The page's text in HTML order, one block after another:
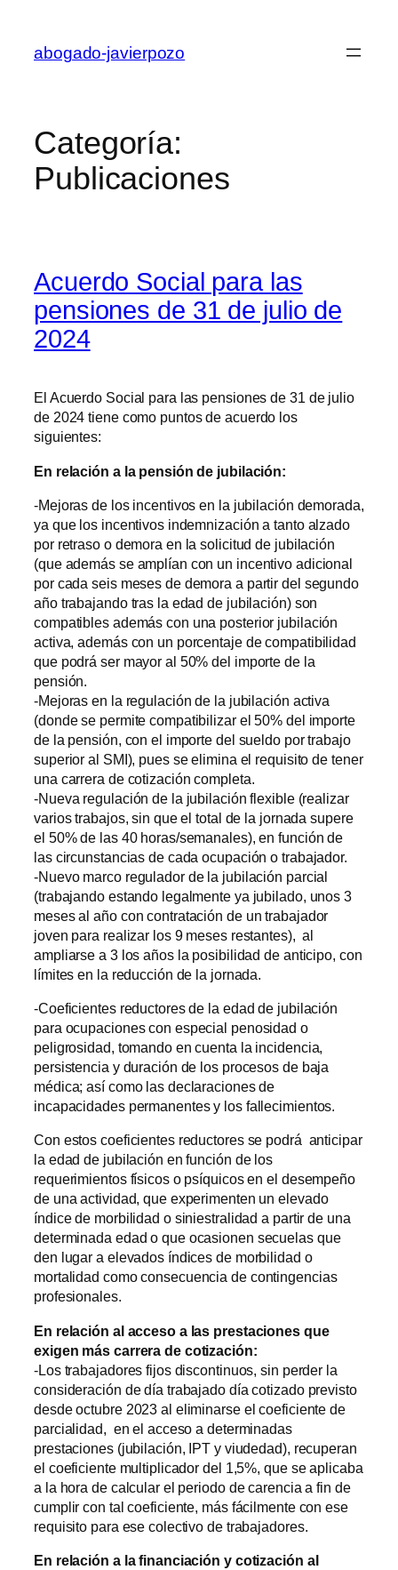
contenido
abogado-javierpozo
Categoría:
Publicaciones
Acuerdo Social para las
pensiones de 31 de julio de
2024
El Acuerdo Social para las pensiones de 31 de julio
de 2024 tiene como puntos de acuerdo los
siguientes:
En relación a la pensión de jubilación:
-Mejoras de los incentivos en la jubilación demorada,
ya que los incentivos indemnización a tanto alzado
por retraso o demora en la solicitud de jubilación
(que además se amplían con un incentivo adicional
por cada seis meses de demora a partir del segundo
año trabajando tras la edad de jubilación) son
compatibles además con una posterior jubilación
activa, además con un porcentaje de compatibilidad
que podrá ser mayor al 50% del importe de la
pensión.
-Mejoras en la regulación de la jubilación activa
(donde se permite compatibilizar el 50% del importe
de la pensión, con el importe del sueldo por trabajo
superior al SMI), pues se elimina el requisito de tener
una carrera de cotización completa.
-Nueva regulación de la jubilación flexible (realizar
varios trabajos, sin que el total de la jornada supere
el 50% de las 40 horas/semanales), en función de
las circunstancias de cada ocupación o trabajador.
-Nuevo marco regulador de la jubilación parcial
(trabajando estando legalmente ya jubilado, unos 3
meses al año con contratación de un trabajador
joven para realizar los 9 meses restantes), al
ampliarse a 3 los años la posibilidad de anticipo, con
límites en la reducción de la jornada.
-Coeficientes reductores de la edad de jubilación
para ocupaciones con especial penosidad o
peligrosidad, tomando en cuenta la incidencia,
persistencia y duración de los procesos de baja
médica; así como las declaraciones de
incapacidades permanentes y los fallecimientos.
Con estos coeficientes reductores se podrá anticipar
la edad de jubilación en función de los
requerimientos físicos o psíquicos en el desempeño
de una actividad, que experimenten un elevado
índice de morbilidad o siniestralidad a partir de una
determinada edad o que ocasionen secuelas que
den lugar a elevados índices de morbilidad o
mortalidad como consecuencia de contingencias
profesionales.
En relación al acceso a las prestaciones que
exigen más carrera de cotización:
-Los trabajadores fijos discontinuos, sin perder la
consideración de día trabajado día cotizado previsto
desde octubre 2023 al eliminarse el coeficiente de
parcialidad, en el acceso a determinadas
prestaciones (jubilación, IPT y viudedad), recuperan
el coeficiente multiplicador del 1,5%, que se aplicaba
a la hora de calcular el periodo de carencia a fin de
cumplir con tal coeficiente, más fácilmente con ese
requisito para ese colectivo de trabajadores.
En relación a la financiación y cotización al